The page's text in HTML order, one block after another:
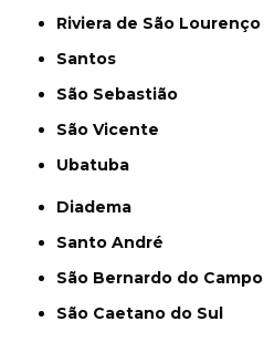
Riviera de São Lourenço
Santos
São Sebastião
São Vicente
Ubatuba
Diadema
Santo André
São Bernardo do Campo
São Caetano do Sul